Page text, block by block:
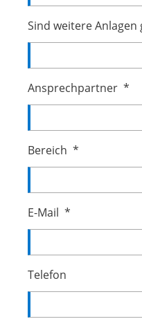
Sind weitere Anlagen
Ansprechpartner *
Bereich *
E-Mail *
Telefon